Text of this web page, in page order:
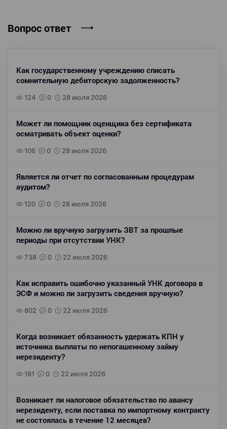
Вопрос ответ
Как государственному учреждению списать
сомнительную дебиторскую задолженность?
124 0 28 июля 2026
Может ли помощник оценщика без сертификата
осматривать объект оценки?
106 0 28 июля 2026
Является ли отчет по согласованным процедурам
аудитом?
120 0 28 июля 2026
Можно ли вручную загрузить ЗВТ за прошлые
периоды при отсутствии УНК?
738 0 22 июля 2026
Как исправить ошибочно указанный УНК договора в
ЭСФ и можно ли загрузить сведения вручную?
802 0 22 июля 2026
Когда возникает обязанность удержать КПН у
источника выплаты по непогашенному займу
нерезиденту?
181 0 22 июля 2026
Возникает ли налоговое обязательство по авансу
нерезиденту, если поставка по импортному контракту
не состоялась в течение 12 месяцев?